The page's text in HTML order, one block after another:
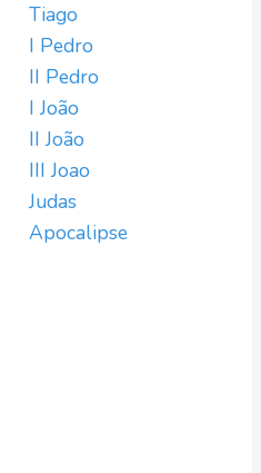
Tiago
I Pedro
II Pedro
I João
II João
III Joao
Judas
Apocalipse